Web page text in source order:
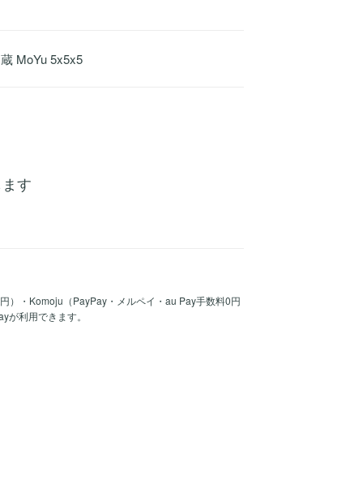
MoYu 5x5x5
す
）・Komoju（PayPay・メルペイ・au Pay手数料0円
利用できます。